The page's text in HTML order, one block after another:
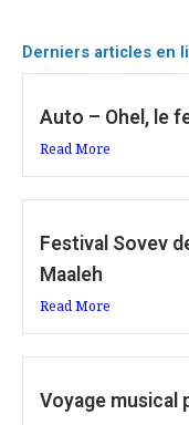
Derniers articles en
Auto – Ohel, le
Read More
Festival Sovev
Maaleh
Read More
Voyage musical